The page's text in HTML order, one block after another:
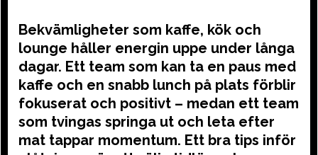
Bekvämligheter som kaffe, kök och
lounge håller energin uppe under långa
dagar. Ett team som kan ta en paus med
kaffe och en snabb lunch på plats förblir
fokuserat och positivt – medan ett team
som tvingas springa ut och leta efter
mat tappar momentum. Ett bra tips inför